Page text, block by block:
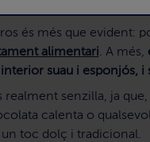
és més que evident:
alimentari. A més,
suau i esponjós, i
realment senzilla, ja
calenta o
toc dolç i tradicional.